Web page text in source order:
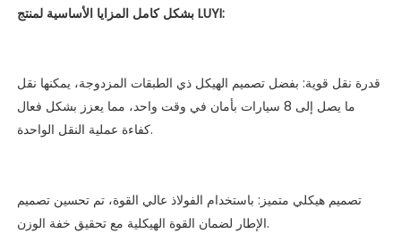
بشكل كامل المزايا الأساسية لمنتج LUYI:
قدرة نقل قوية: بفضل تصميم الهيكل ذي الطبقات المزدوجة، يمكنها نقل
ما يصل إلى 8 سيارات بأمان في وقت واحد، مما يعزز بشكل فعال
كفاءة عملية النقل الواحدة.
تصميم هيكلي متميز: باستخدام الفولاذ عالي القوة، تم تحسين تصميم
الإطار لضمان القوة الهيكلية مع تحقيق خفة الوزن.